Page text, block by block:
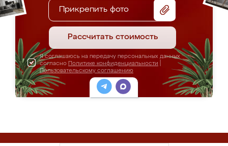
Прикрепить фото
Рассчитать стоимость
Я соглашаюсь на передачу персональных данных
согласно Политике конфиденциальности
Пользовательскому соглашению